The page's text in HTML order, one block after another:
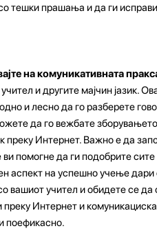
тешки прашања и да ги
на комуникативната
и другите мајчин јазик.
и лесно да го разберете
да го вежбате
преку Интернет. Важно е да
ви помогне да ги подобрите
аспект на успешно учење
вашиот учител и обидете се
Интернет и
поефикасно.